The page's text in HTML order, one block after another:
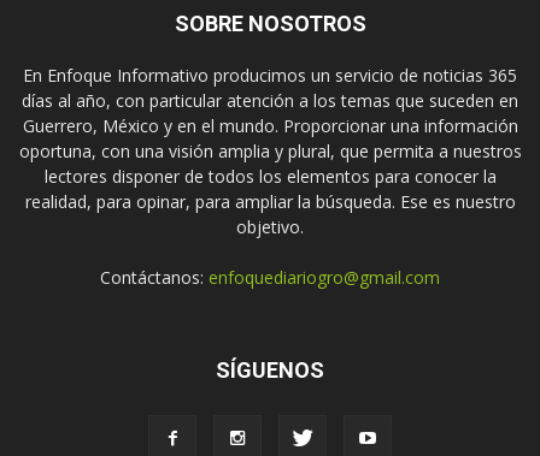
SOBRE NOSOTROS
En Enfoque Informativo producimos un servicio de noticias 365
días al año, con particular atención a los temas que suceden en
Guerrero, México y en el mundo. Proporcionar una información
oportuna, con una visión amplia y plural, que permita a nuestros
lectores disponer de todos los elementos para conocer la
realidad, para opinar, para ampliar la búsqueda. Ese es nuestro
objetivo.
Contáctanos: enfoquediariogro@gmail.com
SÍGUENOS